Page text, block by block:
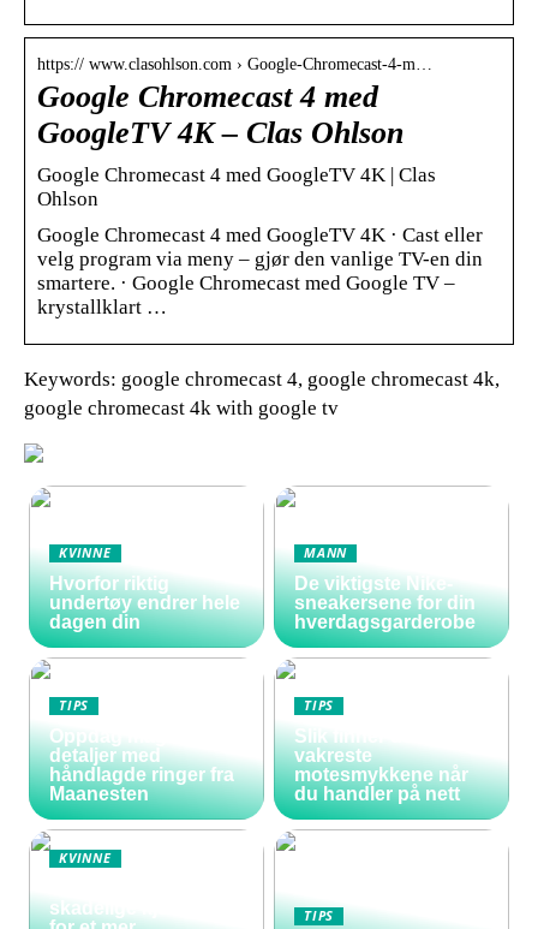
https:// www.clasohlson.com › Google-Chromecast-4-m…
Google Chromecast 4 med
GoogleTV 4K – Clas Ohlson
Google Chromecast 4 med GoogleTV 4K | Clas
Ohlson
Google Chromecast 4 med GoogleTV 4K · Cast eller
velg program via meny – gjør den vanlige TV-en din
smartere. · Google Chromecast med Google TV –
krystallklart …
Keywords: google chromecast 4, google chromecast 4k,
google chromecast 4k with google tv
KVINNE
Hvorfor riktig
undertøy endrer hele
dagen din
MANN
De viktigste Nike-
sneakersene for din
hverdagsgarderobe
TIPS
Oppdag magiske
detaljer med
håndlagde ringer fra
Maanesten
TIPS
Slik finner du de
vakreste
motesmykkene når
du handler på nett
KVINNE
skadelige kjemikalier
TIPS